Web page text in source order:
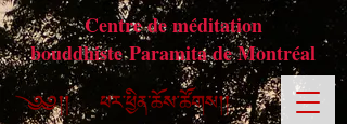
Centre de méditation
bouddhiste Paramita de Montréal